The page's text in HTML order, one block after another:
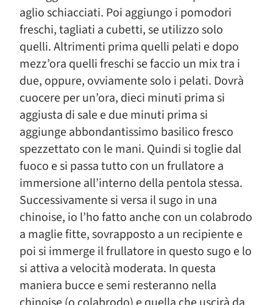
aglio schiacciati. Poi aggiungo i pomodori
freschi, tagliati a cubetti, se utilizzo solo
quelli. Altrimenti prima quelli pelati e dopo
mezz’ora quelli freschi se faccio un mix tra i
due, oppure, ovviamente solo i pelati. Dovrà
cuocere per un’ora, dieci minuti prima si
aggiusta di sale e due minuti prima si
aggiunge abbondantissimo basilico fresco
spezzettato con le mani. Quindi si toglie dal
fuoco e si passa tutto con un frullatore a
immersione all’interno della pentola stessa.
Successivamente si versa il sugo in una
chinoise, io l’ho fatto anche con un colabrodo
a maglie fitte, sovrapposto a un recipiente e
poi si immerge il frullatore in questo sugo e lo
si attiva a velocità moderata. In questa
maniera bucce e semi resteranno nella